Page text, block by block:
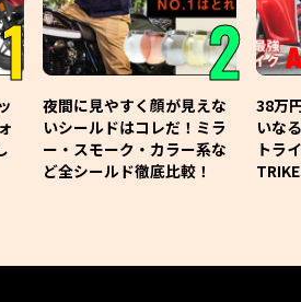
1 2
夜間に見やすく顔が見えな
いシールドはコレだ！ミラ
ー・スモーク・カラー系な
ど全シールド徹底比較！
38万
いな
トラ